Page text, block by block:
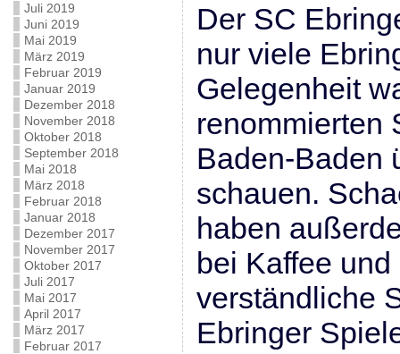
Juli 2019
Juni 2019
Mai 2019
März 2019
Februar 2019
Januar 2019
Dezember 2018
November 2018
Oktober 2018
September 2018
Mai 2018
März 2018
Februar 2018
Januar 2018
Dezember 2017
November 2017
Oktober 2017
Juli 2017
Mai 2017
April 2017
März 2017
Februar 2017
Der SC
nur viele
Gelegenheit
renommierten
Baden-Baden
schauen.
haben
bei Kaffee
verständliche
Ebringer